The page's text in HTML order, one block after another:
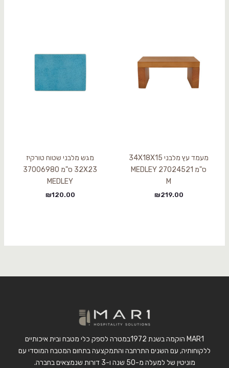
מעמד עץ מלבני 34X18X15
ס"מ 27024521 MEDLEY
M
₪219.00
מגש מלבני שטוח טורקיז
32X23 ס"מ 37006980
MEDLEY
₪120.00
MAR1 הוקמה בשנת 1972במטרה לספק כלי מטבח ובית איכותיים
ללקוחותיה, עם השנים התרחבה והתמקצעה בתחום המטבח המוסדי עם
מוניטין של למעלה מ-50 שנה ו-3 דורות שנמצאים בחברה.